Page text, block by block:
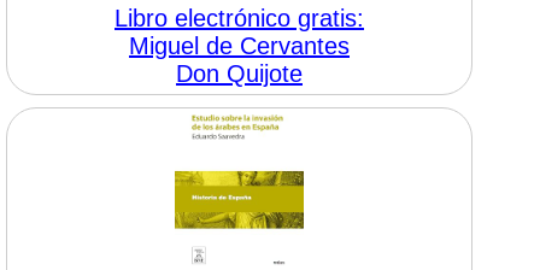
Libro electrónico gratis:
Miguel de Cervantes
Don Quijote